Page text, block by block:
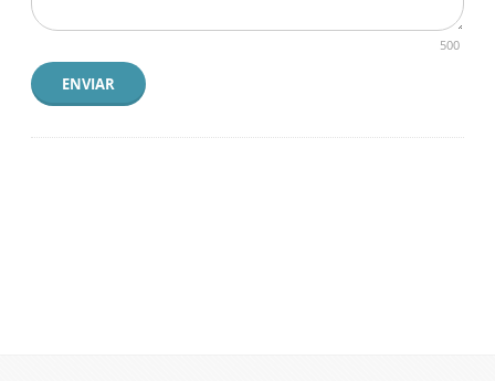
500
ENVIAR